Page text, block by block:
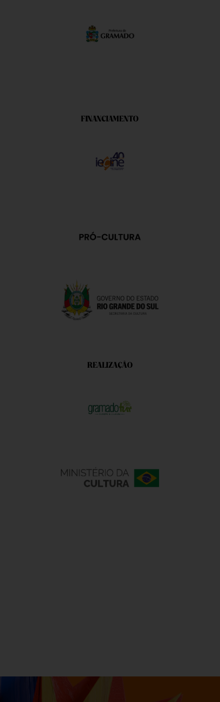
FINANCIAMENTO
REALIZAÇÃO